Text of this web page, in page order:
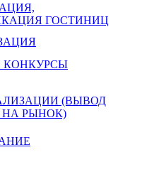
ГОСТИНИЦ
КОНКУРСЫ
(ВЫВОД
РЫНОК)